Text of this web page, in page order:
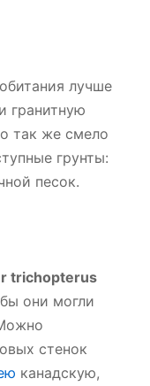
лучше
гранитную
так же смело
грунты:
песок.
trichopterus
они могли
стенок
канадскую,